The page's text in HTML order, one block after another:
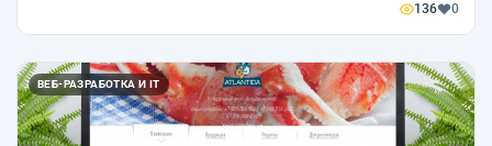
136 0
ВЕБ-РАЗРАБОТКА И IT